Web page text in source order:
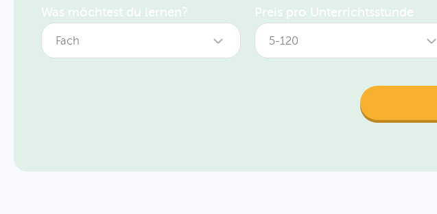
Was möchtest du lernen?
Fach
Preis pro Unterrichtsstunde
5-120